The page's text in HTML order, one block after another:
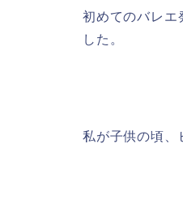
初めてのバレエ
した。
私が子供の頃、